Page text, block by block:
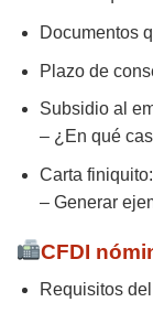
Documentos
Plazo de
Subsidio al
– ¿En qué
Carta finiquito:
– Generar
CFDI
Requisitos